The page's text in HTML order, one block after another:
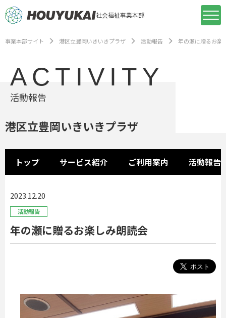
社会福祉事業本部
事業本部サイト 港区立豊岡いきいきプラザ 活動報告 年の瀬に贈るお楽
ACTIVITY
活動報告
港区立豊岡いきいきプラザ
トップ サービス紹介 ご利用案内 活動報告
2023.12.20
活動報告
年の瀬に贈るお楽しみ朗読会